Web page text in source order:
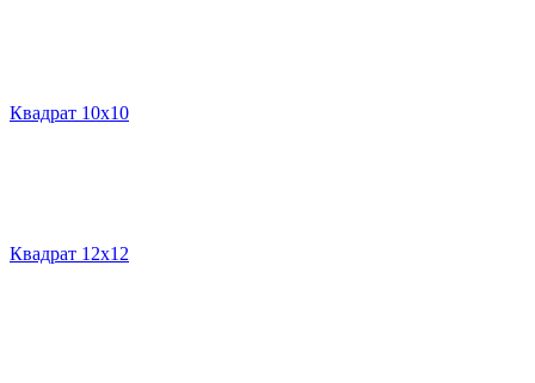
Квадрат 10х10
Квадрат 12х12